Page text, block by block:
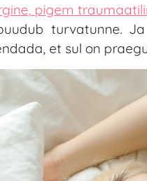
pigem
turvatunne.
et sul on